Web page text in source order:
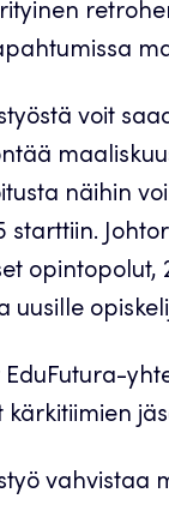
voit
näihin
starttiin.
vahvistaa